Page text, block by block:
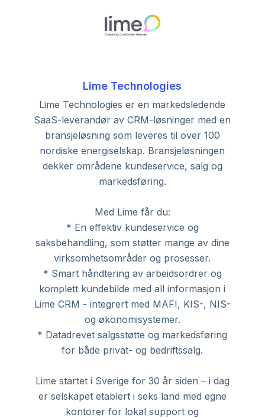
Lime Technologies
Lime Technologies er en markedsledende
SaaS-leverandør av CRM-løsninger med en
bransjeløsning som leveres til over 100
nordiske energiselskap. Bransjeløsningen
dekker områdene kundeservice, salg og
markedsføring.
Med Lime får du:
* En effektiv kundeservice og
saksbehandling, som støtter mange av dine
virksomhetsområder og prosesser.
* Smart håndtering av arbeidsordrer og
komplett kundebilde med all informasjon i
Lime CRM - integrert med MAFI, KIS-, NIS-
og økonomisystemer.
* Datadrevet salgsstøtte og markedsføring
for både privat- og bedriftssalg.
Lime startet i Sverige for 30 år siden – i dag
er selskapet etablert i seks land med egne
kontorer for lokal support og